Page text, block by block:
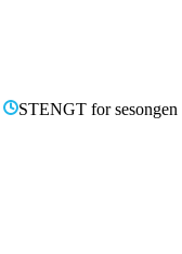
STENGT for sesongen